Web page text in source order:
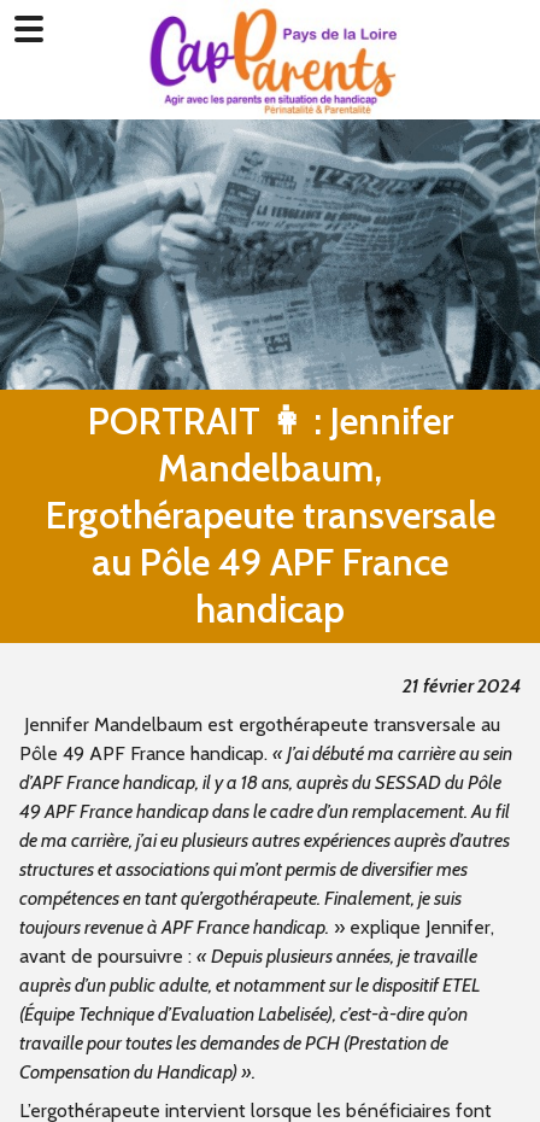
PORTRAIT 👩 : Jennifer
Mandelbaum,
Ergothérapeute transversale
au Pôle 49 APF France
handicap
21 février 2024
Jennifer Mandelbaum est ergothérapeute transversale au
Pôle 49 APF France handicap. « J’ai débuté ma carrière au sein
d’APF France handicap, il y a 18 ans, auprès du SESSAD du Pôle
49 APF France handicap dans le cadre d’un remplacement. Au fil
de ma carrière, j’ai eu plusieurs autres expériences auprès d’autres
structures et associations qui m’ont permis de diversifier mes
compétences en tant qu’ergothérapeute. Finalement, je suis
toujours revenue à APF France handicap. » explique Jennifer,
avant de poursuivre : « Depuis plusieurs années, je travaille
auprès d’un public adulte, et notamment sur le dispositif ETEL
(Équipe Technique d’Evaluation Labelisée), c’est-à-dire qu’on
travaille pour toutes les demandes de PCH (Prestation de
Compensation du Handicap) ».
L’ergothérapeute intervient lorsque les bénéficiaires font